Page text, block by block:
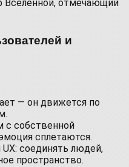
Вселенной, отмечающий
и
— он движется по
с собственной
сплетаются.
соединять людей,
пространство.